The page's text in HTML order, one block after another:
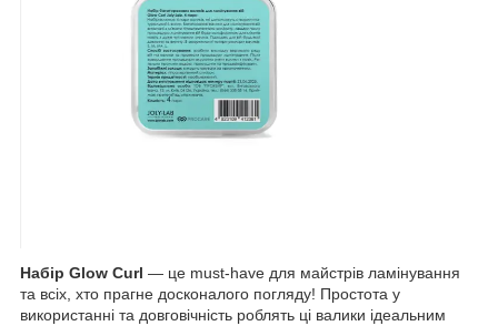
Набір Glow Curl — це must-have для майстрів ламінування
та всіх, хто прагне досконалого погляду! Простота у
використанні та довговічність роблять ці валики ідеальним